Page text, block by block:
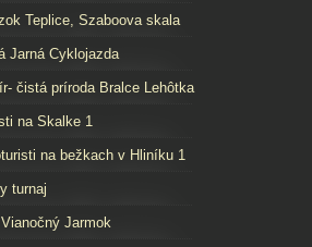
Teplice, Szaboova skala
Jarná Cyklojazda
čistá príroda Bralce Lehôtka
na Skalke 1
na bežkach v Hliníku 1
turnaj
Jarmok